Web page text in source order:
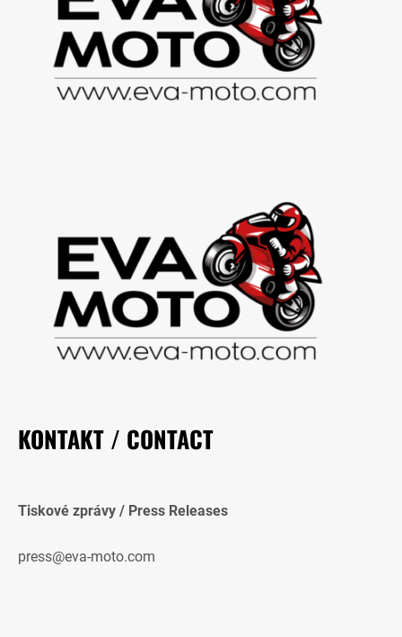
KONTAKT / CONTACT
Tiskové zprávy / Press Releases
press@eva-moto.com